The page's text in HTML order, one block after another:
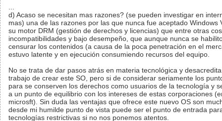
d) Acaso se necesitan mas razones? (se pueden investigar en
mas) una de las razones por las que nunca fue aceptado Windows
su motor DRM (gestión de derechos y licencias) que entre otras
incompatibilidades y bajo desempeño, que aunque nunca se
censurar los contenidos (a causa de la poca penetración en el
estuvo latente y en ejecución consumiendo recursos del equipo.
No se trata de dar pasos atrás en materia tecnológica y
trabajo de crear este SO, pero si de considerar seriamente los
para se conserven los derechos como usuarios de la tecnología y
a un punto de equilibrio con los intereses de estas corporaciones
microsft). Sin duda las ventajas que ofrece este nuevo OS son
desde mi humilde punto de vista puede ser el punto de entrada
tecnologías restrictivas si no nos ponemos atentos.